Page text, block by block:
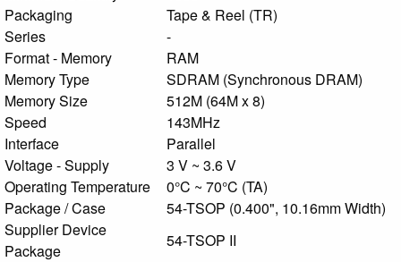
Packaging
Tape & Reel (TR)
Series
-
Format - Memory
RAM
Memory Type
SDRAM (Synchronous DRAM)
Memory Size
512M (64M x 8)
Speed
143MHz
Interface
Parallel
Voltage - Supply
3 V ~ 3.6 V
Operating Temperature
0°C ~ 70°C (TA)
Package / Case
54-TSOP (0.400", 10.16mm Width)
Supplier Device
Package
54-TSOP II